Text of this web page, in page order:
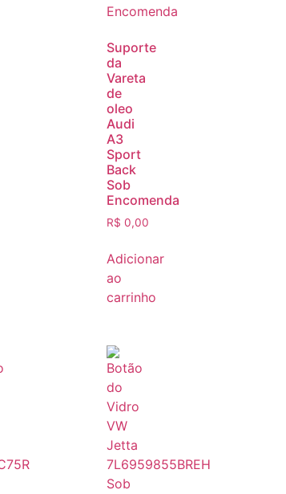
Suporte
da
Vareta
de
oleo
Audi
A3
Sport
Back
Sob
Encomenda
R$ 0,00
Adicionar
ao
carrinho